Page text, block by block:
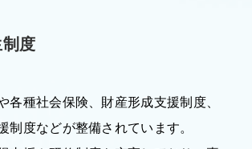
度
各種社会保険、財産形成支援制度、
制度などが整備されています。